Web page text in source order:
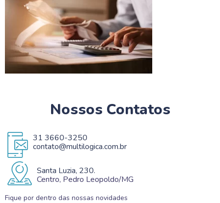
Nossos Contatos
31 3660-3250
contato@multilogica.com.br
Santa Luzia, 230.
Centro, Pedro Leopoldo/MG
Fique por dentro das nossas novidades